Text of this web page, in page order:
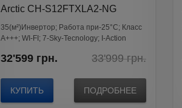
Arctic CH-S12FTXLA2-NG
35(м²)Инвертор; Работа при-25°C; Класс
А+++; WI-FI; 7-Sky-Tecnology; I-Action
33'999грн.Original
was:
грн..
32'599 грн.
Current
is:
грн..
КУПИТЬ ПОДРОБНЕЕ